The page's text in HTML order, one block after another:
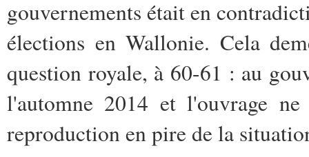
gouvernements était en
élections en Wallonie. Cela
question royale, à 60-61 : au
l'automne 2014 et l'ouvrage
reproduction en pire de la